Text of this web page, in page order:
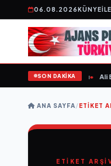
06.08.2026KÜNYE
SON DAKİKA
Sevgilim “ yayımlandı Ali
ANA SAYFA/ETIKET
ETİKET